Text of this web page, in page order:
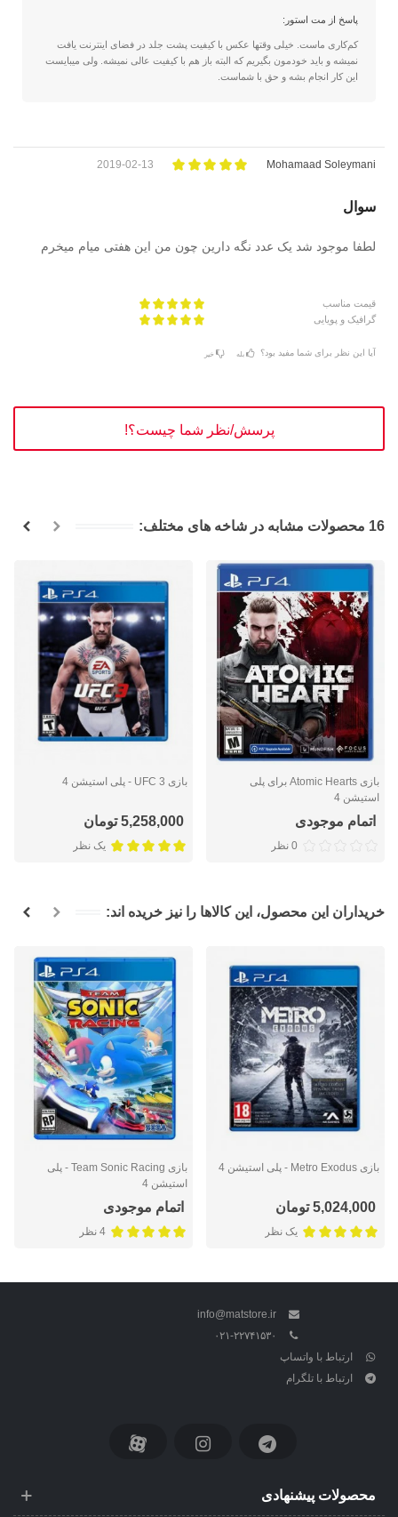
پاسخ از مت استور:
کم‌کاری ماست. خیلی وقتها عکس با کیفیت پشت جلد در فضای اینترنت یافت
نمیشه و باید خودمون بگیریم که البته باز هم با کیفیت عالی نمیشه. ولی میبایست
این کار انجام بشه و حق با شماست.
Mohamaad Soleymani
2019-02-13
سوال
لطفا موجود شد یک عدد نگه دارین چون من این هفتی میام میخرم
قیمت مناسب
گرافیک و پویایی
آیا این نظر برای شما مفید بود؟ بله خیر
پرسش/نظر شما چیست؟!
16 محصولات مشابه در شاخه های مختلف:
بازی Atomic Hearts برای پلی
استیشن 4
اتمام موجودی
0 نظر
بازی UFC 3 - پلی استیشن 4
5,258,000 تومان
یک نظر
خریداران این محصول، این کالاها را نیز خریده اند:
بازی Metro Exodus - پلی استیشن 4
5,024,000 تومان
یک نظر
بازی Team Sonic Racing - پلی
استیشن 4
اتمام موجودی
4 نظر
info@matstore.ir
۰۲۱-۲۲۷۴۱۵۳۰
ارتباط با واتساپ
ارتباط با تلگرام
محصولات پیشنهادی